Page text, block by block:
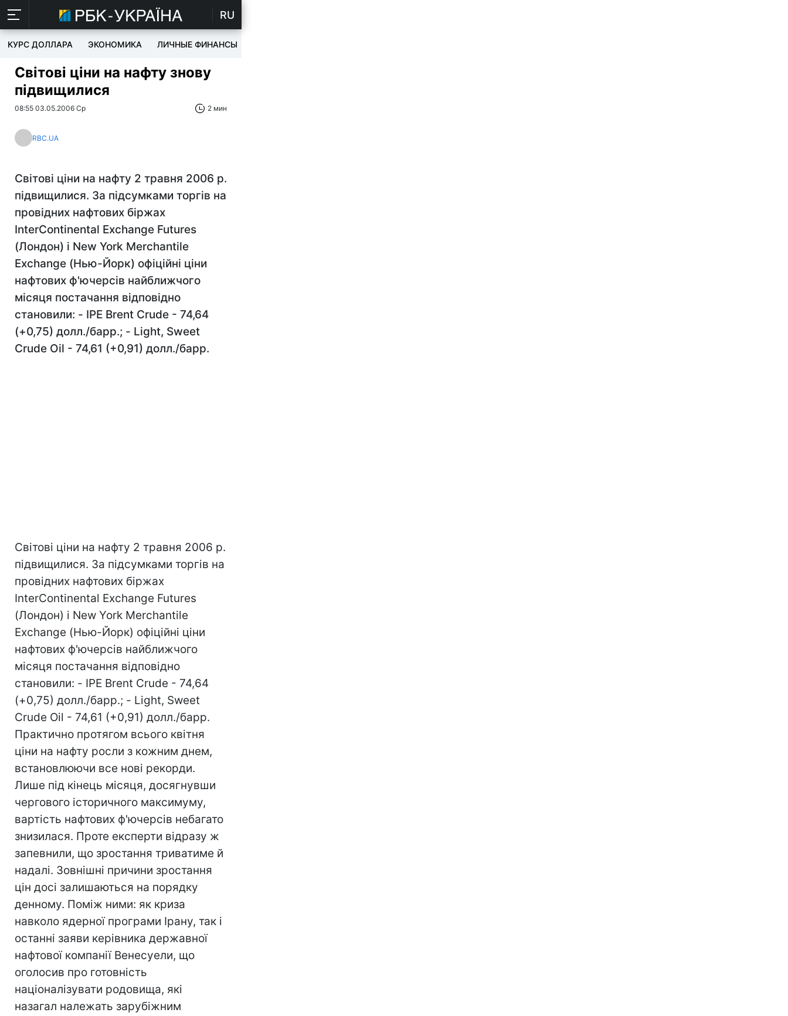
RU
КУРС ДОЛЛАРА ЭКОНОМИКА ЛИЧНЫЕ ФИНАНСЫ
Світові ціни на нафту знову
підвищилися
08:55 03.05.2006 Ср 2 мин
RBC.UA
Світові ціни на нафту 2 травня 2006 р.
підвищилися. За підсумками торгів на
провідних нафтових біржах
InterContinental Exchange Futures
(Лондон) і New York Merchantile
Exchange (Нью-Йорк) офіційні ціни
нафтових ф'ючерсів найближчого
місяця постачання відповідно
становили: - IPE Brent Crude - 74,64
(+0,75) долл./барр.; - Light, Sweet
Crude Oil - 74,61 (+0,91) долл./барр.
Світові ціни на нафту 2 травня 2006 р.
підвищилися. За підсумками торгів на
провідних нафтових біржах
InterContinental Exchange Futures
(Лондон) і New York Merchantile
Exchange (Нью-Йорк) офіційні ціни
нафтових ф'ючерсів найближчого
місяця постачання відповідно
становили: - IPE Brent Crude - 74,64
(+0,75) долл./барр.; - Light, Sweet
Crude Oil - 74,61 (+0,91) долл./барр.
Практично протягом всього квітня
ціни на нафту росли з кожним днем,
встановлюючи все нові рекорди.
Лише під кінець місяця, досягнувши
чергового історичного максимуму,
вартість нафтових ф'ючерсів небагато
знизилася. Проте експерти відразу ж
запевнили, що зростання триватиме й
надалі. Зовнішні причини зростання
цін досі залишаються на порядку
денному. Поміж ними: як криза
навколо ядерної програми Ірану, так і
останні заяви керівника державної
нафтової компанії Венесуели, що
оголосив про готовність
націоналізувати родовища, які
назагал належать зарубіжним